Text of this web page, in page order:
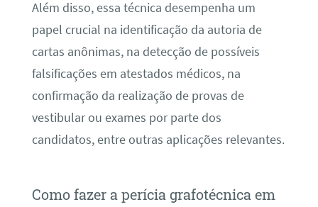
Além disso, essa técnica desempenha um
papel crucial na identificação da autoria de
cartas anônimas, na detecção de possíveis
falsificações em atestados médicos, na
confirmação da realização de provas de
vestibular ou exames por parte dos
candidatos, entre outras aplicações relevantes.
Como fazer a perícia grafotécnica em